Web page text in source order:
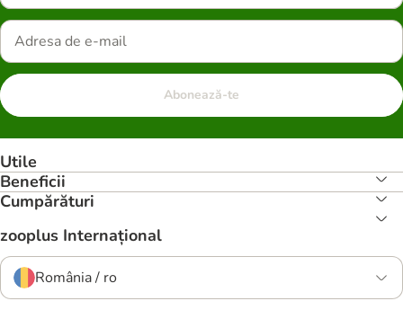
Abonează-te
Utile
Beneficii
Cumpărături
zooplus Internațional
România / ro